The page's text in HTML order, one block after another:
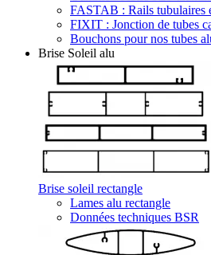
FASTAB : Rails tubulaires
FIXIT : Jonction de tubes
Bouchons pour nos tubes
Brise Soleil alu
Brise soleil rectangle
Lames alu rectangle
Données techniques BSR